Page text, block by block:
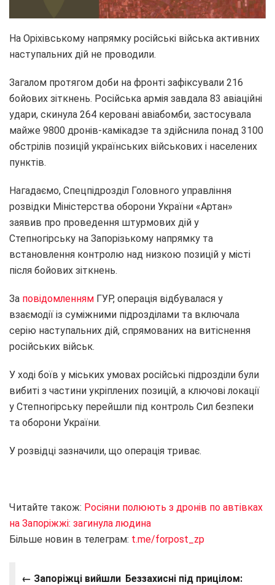
На Оріхівському напрямку російські війська активних
наступальних дій не проводили.
Загалом протягом доби на фронті зафіксували 216
бойових зіткнень. Російська армія завдала 83 авіаційні
удари, скинула 264 керовані авіабомби, застосувала
майже 9800 дронів-камікадзе та здійснила понад 3100
обстрілів позицій українських військових і населених
пунктів.
Нагадаємо, Спецпідрозділ Головного управління
розвідки Міністерства оборони України «Артан»
заявив про проведення штурмових дій у
Степногірську на Запорізькому напрямку та
встановлення контролю над низкою позицій у місті
після бойових зіткнень.
За повідомленням ГУР, операція відбувалася у
взаємодії із суміжними підрозділами та включала
серію наступальних дій, спрямованих на витіснення
російських військ.
У ході боїв у міських умовах російські підрозділи були
вибиті з частини укріплених позицій, а ключові локації
у Степногірську перейшли під контроль Сил безпеки
та оборони України.
У розвідці зазначили, що операція триває.
Читайте також: Росіяни полюють з дронів по автівках
на Запоріжжі: загинула людина
Більше новин в телеграм: t.me/forpost_zp
← Запоріжці вийшли Беззахисні під прицілом: